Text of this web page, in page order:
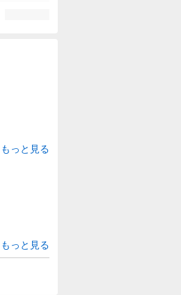
もっと見る
もっと見る